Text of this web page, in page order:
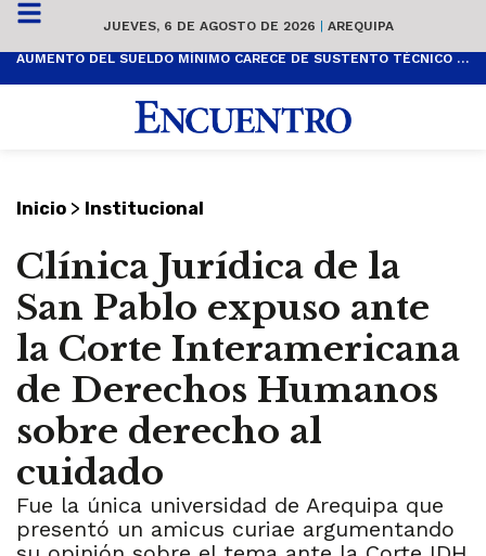
JUEVES, 6 DE AGOSTO DE 2026 | AREQUIPA
AUMENTO DEL SUELDO MÍNIMO CARECE DE SUSTENTO TÉCNICO Y ES POPULISTA
Inicio > Institucional
Clínica Jurídica de la
San Pablo expuso ante
la Corte Interamericana
de Derechos Humanos
sobre derecho al
cuidado
Fue la única universidad de Arequipa que
presentó un amicus curiae argumentando